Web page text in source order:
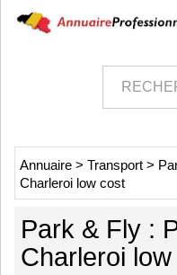
Annuaire > Transport >
Charleroi low cost
Park & Fly :
Charleroi